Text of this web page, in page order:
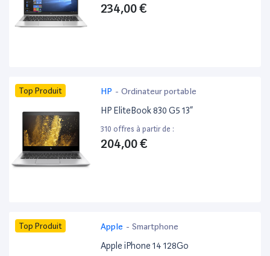
234,00 €
Top Produit HP - Ordinateur portable
HP EliteBook 830 G5 13”
310 offres à partir de :
204,00 €
Top Produit Apple - Smartphone
Apple iPhone 14 128Go